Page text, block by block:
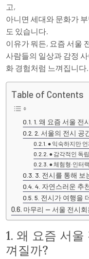
고,
아니면 세대와 문화가
도 있습니다.
이유가 뭐든, 요즘 서울
사람들의 일상과 감정
화 경험처럼 느껴집니다.
Table of Contents
1. 왜 요즘 서울 전
2. 서울의 전시 공
● 익숙하지만 언
● 감각적인 독
● 체험형·인터
3. 전시를 통해 보
4. 자연스러운 추
5. 전시가 여행을
마무리 — 서울 전시
1. 왜 요즘 서
껴질까?